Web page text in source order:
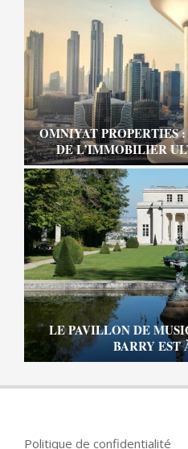
OMNIYAT PROPERTIES
DE L’IMMOBILIER
LE PAVILLON DE
BARRY EST
Politique de confidentialité